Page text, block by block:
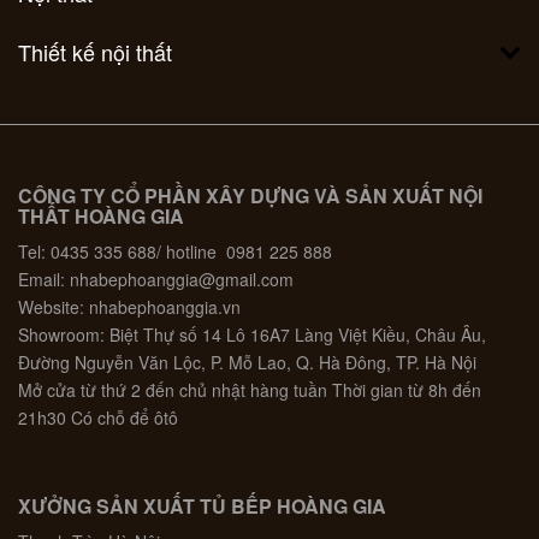
Thiết kế nội thất
CÔNG TY CỔ PHẦN XÂY DỰNG VÀ SẢN XUẤT NỘI
THẤT HOÀNG GIA
Tel: 0435 335 688/ hotline 0981 225 888
Email: nhabephoanggia@gmail.com
Website: nhabephoanggia.vn
Showroom: Biệt Thự số 14 Lô 16A7 Làng Việt Kiều, Châu Âu,
Đường Nguyễn Văn Lộc, P. Mỗ Lao, Q. Hà Đông, TP. Hà Nội
Mở cửa từ thứ 2 đến chủ nhật hàng tuần Thời gian từ 8h đến
21h30 Có chỗ để ôtô
XƯỞNG SẢN XUẤT TỦ BẾP HOÀNG GIA